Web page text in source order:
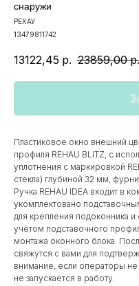
снаружи
РЕХАУ
13479811742
13122,45 р. 23859,00 р.
Пластиковое окно внешний
профиля REHAU BLITZ, с
уплотнения с маркировкой
стекла) глубиной 32 мм,
Ручка REHAU IDEA входит в
укомплектовано
для крепления подоконника и
учётом подставочного
монтажа оконного блока.
свяжутся с вами для
внимание, если операторы не
не запускается в работу.